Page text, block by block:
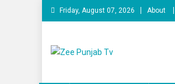
Skip to content
Friday, August 07, 2026 About